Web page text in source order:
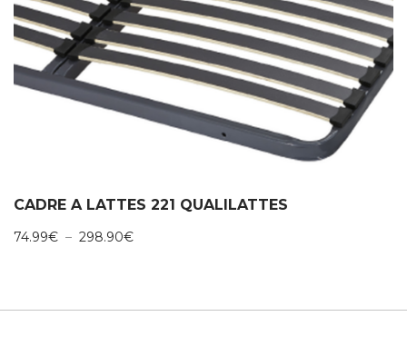
CADRE A LATTES 221 QUALILATTES
74.99€ – 298.90€Plage
à